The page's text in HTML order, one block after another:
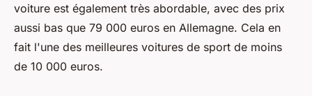
voiture est également très abordable, avec des prix
aussi bas que 79 000 euros en Allemagne. Cela en
fait l'une des meilleures voitures de sport de moins
de 10 000 euros.